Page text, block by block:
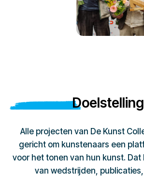
Doelstelling
Alle projecten van De Kunst
gericht om kunstenaars een
voor het tonen van hun kunst. Dat
van wedstrijden, publicaties,